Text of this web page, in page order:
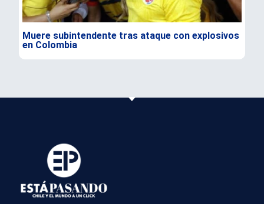
Muere subintendente tras ataque con explosivos
en Colombia